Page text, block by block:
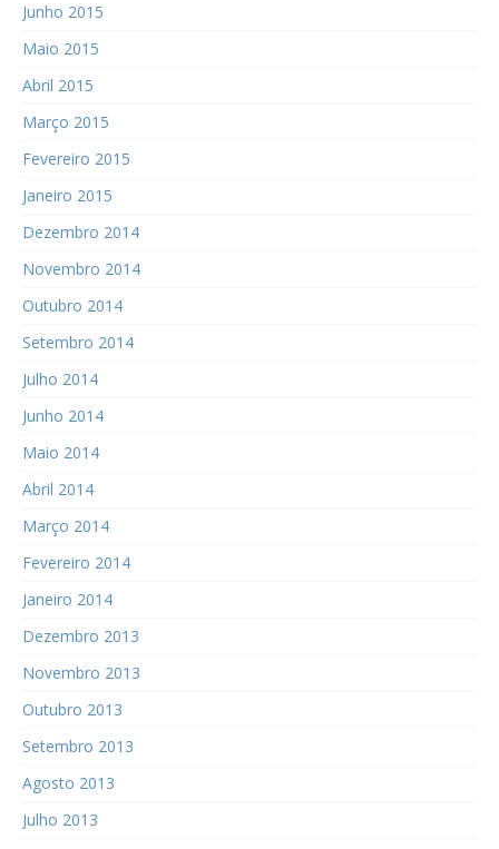
Junho 2015
Maio 2015
Abril 2015
Março 2015
Fevereiro 2015
Janeiro 2015
Dezembro 2014
Novembro 2014
Outubro 2014
Setembro 2014
Julho 2014
Junho 2014
Maio 2014
Abril 2014
Março 2014
Fevereiro 2014
Janeiro 2014
Dezembro 2013
Novembro 2013
Outubro 2013
Setembro 2013
Agosto 2013
Julho 2013